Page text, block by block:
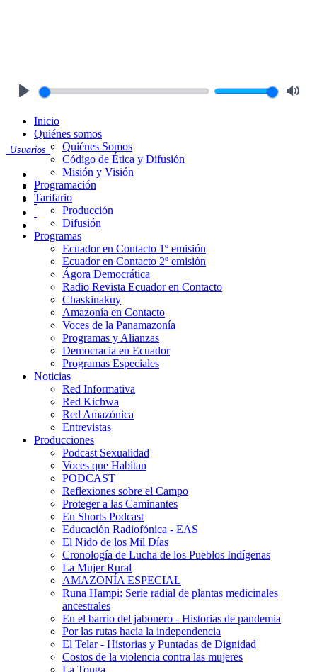
Usuarios
Inicio
Quiénes somos
Quiénes Somos
Código de Ética y Difusión
Misión y Visión
Programación
Tarifario
Producción
Difusión
Programas
Ecuador en Contacto 1º emisión
Ecuador en Contacto 2º emisión
Ágora Democrática
Radio Revista Ecuador en Contacto
Chaskinakuy
Amazonía en Contacto
Voces de la Panamazonía
Programas y Alianzas
Democracia en Ecuador
Programas Especiales
Noticias
Red Informativa
Red Kichwa
Red Amazónica
Entrevistas
Producciones
Podcast Sexualidad
Voces que Habitan
PODCAST
Reflexiones sobre el Campo
Proteger a las Caminantes
En Shorts Podcast
Educación Radiofónica - EAS
El Nido de los Mil Días
Cronología de Lucha de los Pueblos Indígenas
La Mujer Rural
AMAZONÍA ESPECIAL
Runa Hampi: Serie radial de plantas medicinales
ancestrales
En el barrio del jabonero - Historias de pandemia
Por las rutas hacia la independencia
El Telar - Historias y Puntadas de Dignidad
Costos de la violencia contra las mujeres
La Tonga